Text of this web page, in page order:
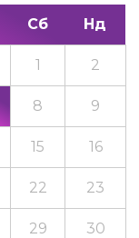
Сб Нд
1 2
8 9
15 16
22 23
29 30